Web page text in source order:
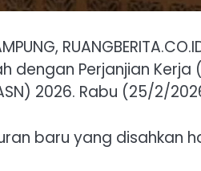
dengan Perjanjian
2026. Rabu (25/2/
baru yang disahkan